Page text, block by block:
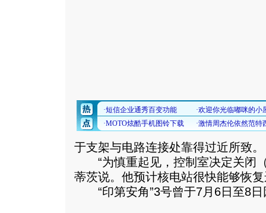
于支架与电路连接处靠得过近所致。
“为慎重起见，控制室决定关闭
蒂茨说。他预计核电站很快能够恢
“印第安角”3号曾于7月6日至8日